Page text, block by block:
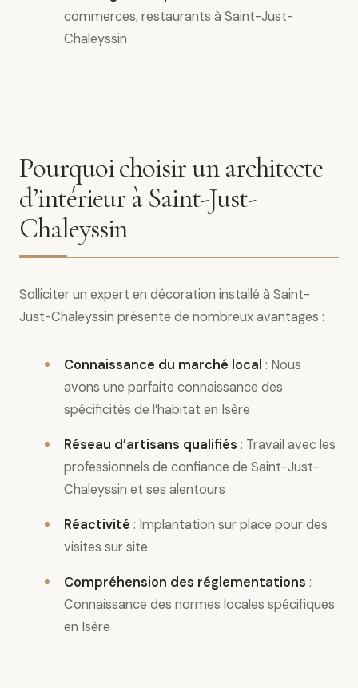
commerces, restaurants à Saint-Just-
Chaleyssin
Pourquoi choisir un architecte
d’intérieur à Saint-Just-
Chaleyssin
Solliciter un expert en décoration installé à Saint-
Just-Chaleyssin présente de nombreux avantages :
Connaissance du marché local : Nous
avons une parfaite connaissance des
spécificités de l’habitat en Isère
Réseau d’artisans qualifiés : Travail avec les
professionnels de confiance de Saint-Just-
Chaleyssin et ses alentours
Réactivité : Implantation sur place pour des
visites sur site
Compréhension des réglementations :
Connaissance des normes locales spécifiques
en Isère